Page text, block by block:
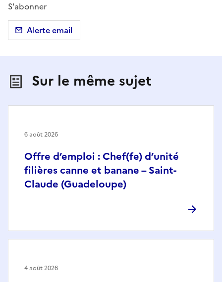
S'abonner
Alerte email
Sur le même sujet
Offre d’emploi : Chef(fe) d’unité
filières canne et banane – Saint-
Claude (Guadeloupe)
6 août 2026
4 août 2026